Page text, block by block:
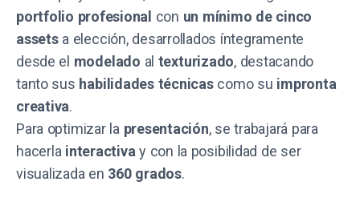
portfolio profesional con un mínimo de cinco
assetsa elección, desarrollados íntegramente
desde el modelado al texturizado, destacando
tanto sus habilidades técnicascomo su impronta
creativa.
Para optimizar la presentación, se trabajará para
hacerla interactivay con la posibilidad de ser
visualizada en 360 grados.